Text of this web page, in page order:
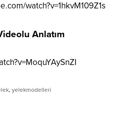
watch?v=1hkvM109Z1s
Anlatım
, yelekmodelleri